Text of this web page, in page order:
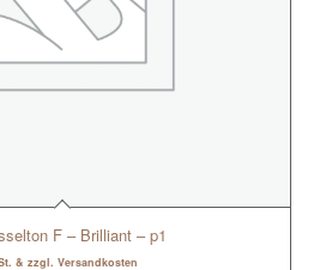
F – Brilliant – p1
& zzgl. Versandkosten